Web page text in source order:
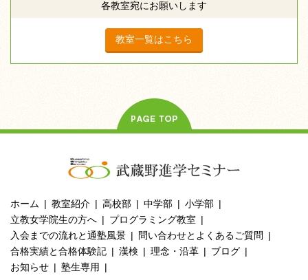
各教室宛にお願いします
教室一覧はこちら
ホーム 教室紹介 高校部 中学部
小学部
立教女学院生の方へ
プログラミング教室
入会までの流れと通塾風景
問い合わせとよくあるご質問
合格実績と合格体験記
漢検 理念・沿革
ブログ
お知らせ
塾生専用